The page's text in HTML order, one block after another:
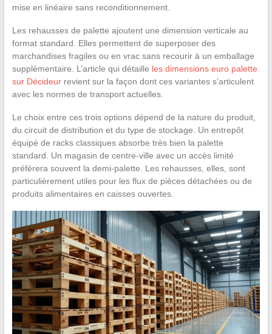
mise en linéaire sans reconditionnement.
Les rehausses de palette ajoutent une dimension verticale au
format standard. Elles permettent de superposer des
marchandises fragiles ou en vrac sans recourir à un emballage
supplémentaire. L’article qui détaille les dimensions euro palette
sur Décideurrevient sur la façon dont ces variantes s’articulent
avec les normes de transport actuelles.
Le choix entre ces trois options dépend de la nature du produit,
du circuit de distribution et du type de stockage. Un entrepôt
équipé de racks classiques absorbe très bien la palette
standard. Un magasin de centre-ville avec un accès limité
préférera souvent la demi-palette. Les rehausses, elles, sont
particulièrement utiles pour les flux de pièces détachées ou de
produits alimentaires en caisses ouvertes.